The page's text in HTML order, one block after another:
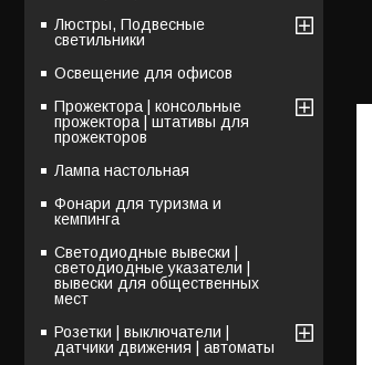
Люстры, Подвесные
светильники
Освещение для офисов
Прожектора | консольные
прожектора | штативы для
прожекторов
Лампа настольная
Фонари для туризма и
кемпинга
Светодиодные вывески |
светодиодные указатели |
вывески для общественных
мест
Розетки | выключатели |
датчики движения | автоматы